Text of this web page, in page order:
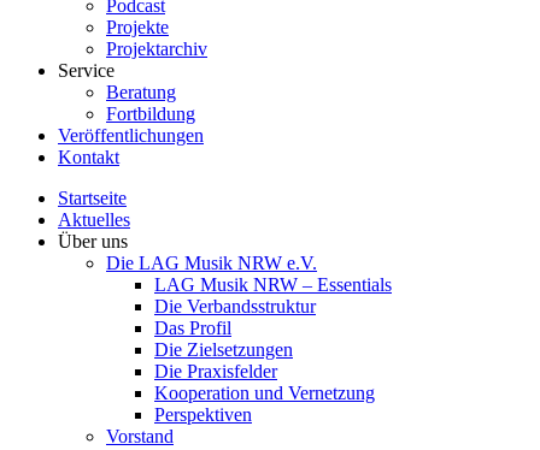
Podcast
Projekte
Projektarchiv
Service
Beratung
Fortbildung
Veröffentlichungen
Kontakt
Startseite
Aktuelles
Über uns
Die LAG Musik NRW e.V.
LAG Musik NRW – Essentials
Die Verbandsstruktur
Das Profil
Die Zielsetzungen
Die Praxisfelder
Kooperation und Vernetzung
Perspektiven
Vorstand​